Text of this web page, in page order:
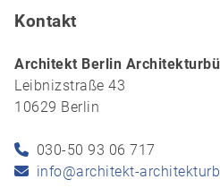
Kontakt
Architekt Berlin
Leibnizstraße 43
10629 Berlin
030-50 93 06 717
info@architekt-